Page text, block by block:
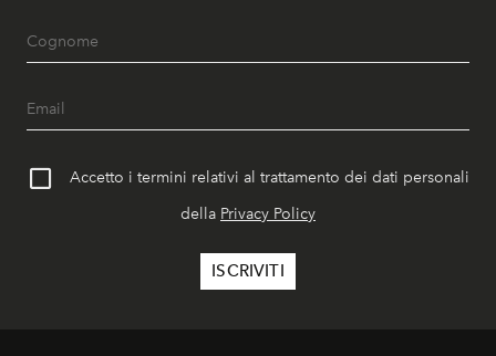
Accetto i termini relativi al trattamento dei dati personali
della Privacy Policy